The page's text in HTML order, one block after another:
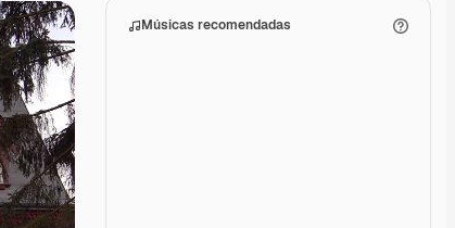
Músicas recomendadas